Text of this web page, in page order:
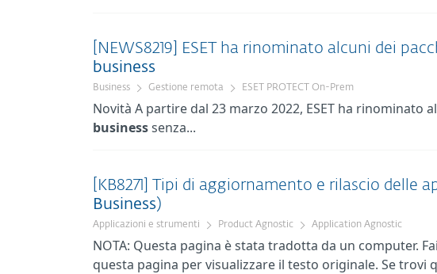
[NEWS8219] ESET ha rinominato alcuni dei
business
Business Gestione remota ESET PROTECT On-Prem
Novità A partire dal 23 marzo 2022, ESET ha rinominato
businesssenza...
[KB8271] Tipi di aggiornamento e rilascio delle
Business )
Applicazioni e strumenti Product Agnostic Application Agnostic
NOTA: Questa pagina è stata tradotta da un computer.
questa pagina per visualizzare il testo originale. Se trovi